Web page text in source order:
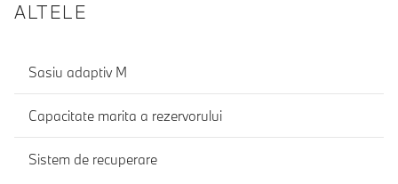
ALTELE
Sasiu adaptiv M
Capacitate marita a rezervorului
Sistem de recuperare